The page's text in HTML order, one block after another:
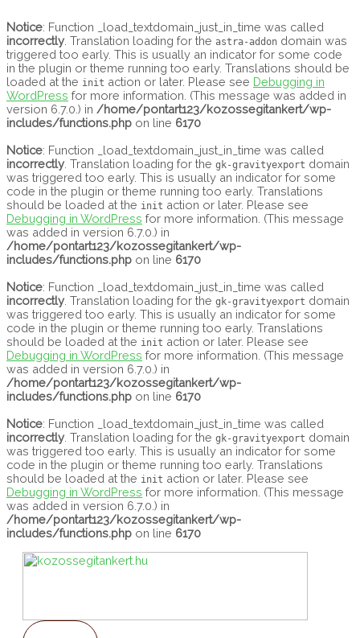
Notice: Function _load_textdomain_just_in_time was called
incorrectly . Translation loading for the astra-addon domain was
triggered too early. This is usually an indicator for some code
in the plugin or theme running too early. Translations should be
loaded at the init action or later. Please see Debugging in
WordPress for more information. (This message was added in
version 6.7.0.) in /home/pontart123/kozossegitankert/wp-
includes/functions.php on line 6170
Notice: Function _load_textdomain_just_in_time was called
incorrectly . Translation loading for the gk-gravityexport domain
was triggered too early. This is usually an indicator for some
code in the plugin or theme running too early. Translations
should be loaded at the init action or later. Please see
Debugging in WordPress for more information. (This message
was added in version 6.7.0.) in
/home/pontart123/kozossegitankert/wp-
includes/functions.php on line 6170
Notice: Function _load_textdomain_just_in_time was called
incorrectly . Translation loading for the gk-gravityexport domain
was triggered too early. This is usually an indicator for some
code in the plugin or theme running too early. Translations
should be loaded at the init action or later. Please see
Debugging in WordPress for more information. (This message
was added in version 6.7.0.) in
/home/pontart123/kozossegitankert/wp-
includes/functions.php on line 6170
Notice: Function _load_textdomain_just_in_time was called
incorrectly . Translation loading for the gk-gravityexport domain
was triggered too early. This is usually an indicator for some
code in the plugin or theme running too early. Translations
should be loaded at the init action or later. Please see
Debugging in WordPress for more information. (This message
was added in version 6.7.0.) in
/home/pontart123/kozossegitankert/wp-
includes/functions.php on line 6170
to
content